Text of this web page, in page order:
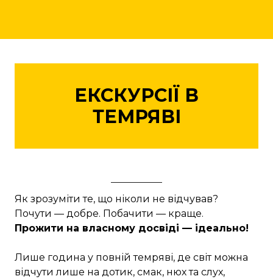
ЕКСКУРСІЇ В
ТЕМРЯВІ
Як зрозуміти те, що ніколи не відчував?
Почути — добре. Побачити — краще.
Прожити на власному досвіді — ідеально!
Лише година у повній темряві, де світ можна
відчути лише на дотик, смак, нюх та слух,